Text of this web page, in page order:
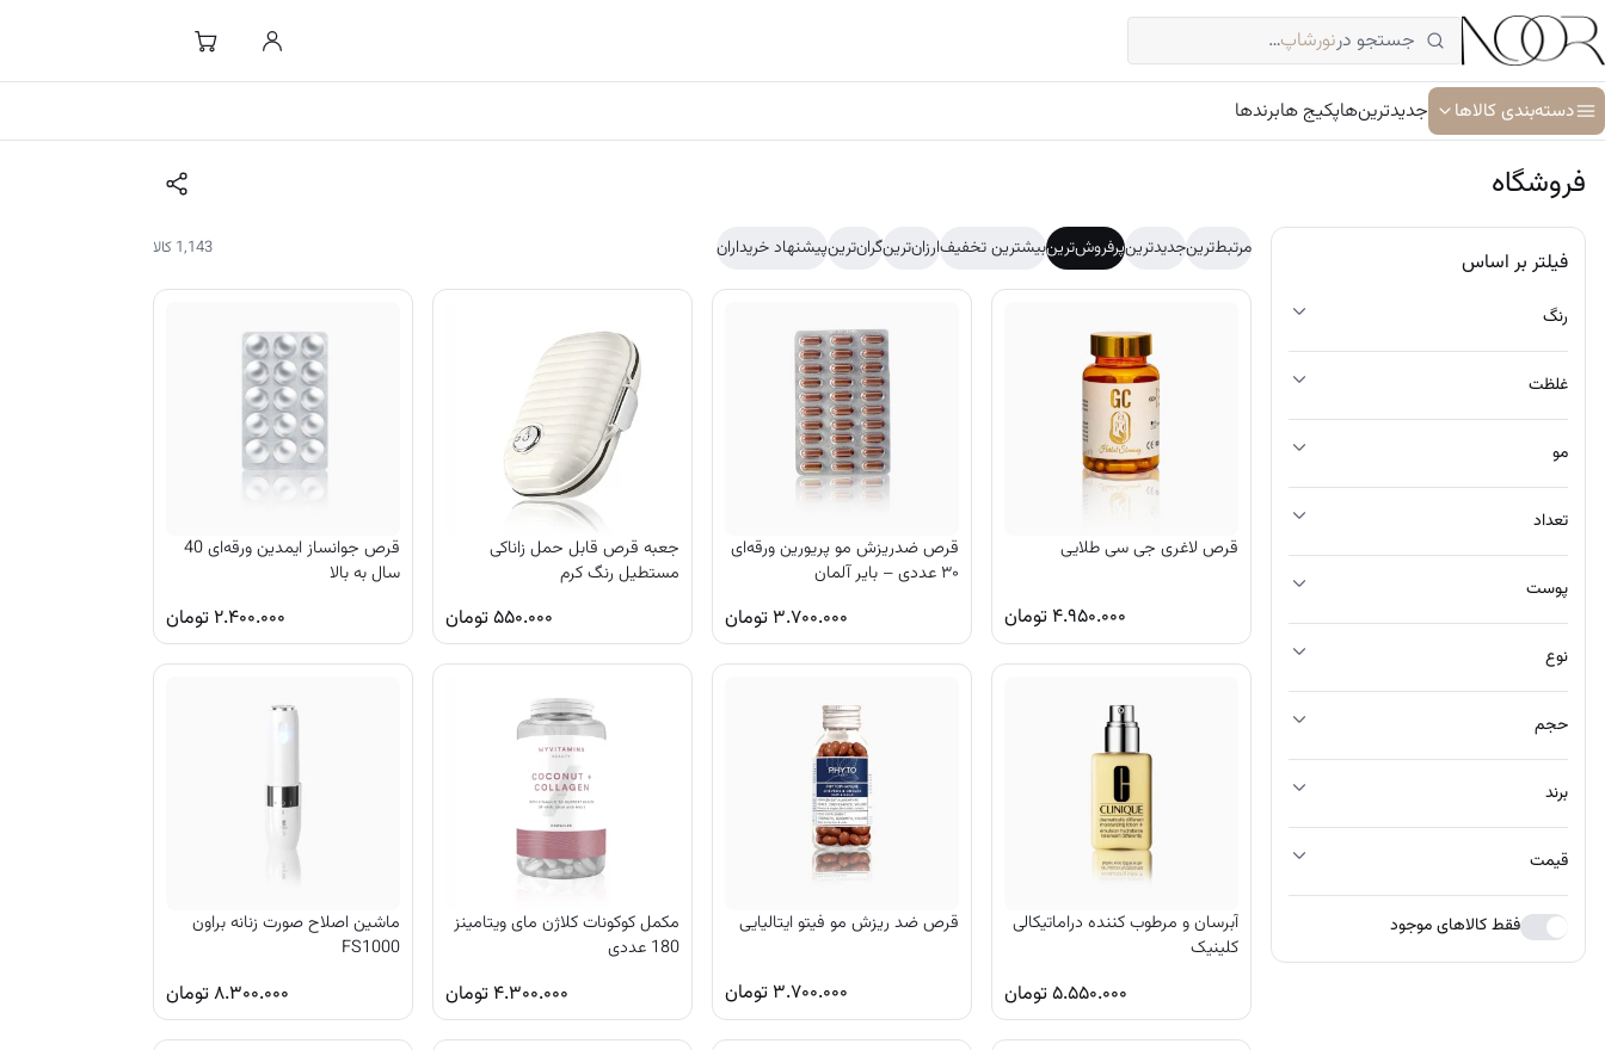
رفتن
به
محتوا
جستجو درنورشاپ…
دسته‌بندی کالاها
جوان کننده و ضد پیری پوست
سرم پوست و صورت
شوینده پوست و صورت
ضد آفتاب
کرم دور چشم
کرم ضد لک
جدیدترین‌هاپکیج هابرندها
فروشگاه
فیلتر بر اساس
رنگ
غلظت
مو
تعداد
پوست
نوع
حجم
برند
قیمت
فقط کالاهای موجود
مرتبط‌ترینجدیدترینپرفروش‌ترینبیشترین تخفیفارزان‌ترینگران‌ترینپیشنهاد خریداران 1,143 کالا
قرص لاغری جی سی طلایی
۴.۹۵۰.۰۰۰ تومان
قرص ضدریزش مو پریورین ورقه‌ای
۳۰ عددی – بایر آلمان
۳.۷۰۰.۰۰۰ تومان
جعبه قرص قابل حمل زاناکی
مستطیل رنگ کرم
۵۵۰.۰۰۰تومان
قرص جوانساز ایمدین ورقه‌ای 40
سال به بالا
۲.۴۰۰.۰۰۰ تومان
آبرسان و مرطوب کننده دراماتیکالی
کلینیک
۵.۵۵۰.۰۰۰تومان
قرص ضد ریزش مو فیتو ایتالیایی
۳.۷۰۰.۰۰۰ تومان
مکمل کوکونات کلاژن مای ویتامینز
180 عددی
۴.۳۰۰.۰۰۰ تومان
ماشین اصلاح صورت زنانه براون
FS1000
۸.۳۰۰.۰۰۰تومان